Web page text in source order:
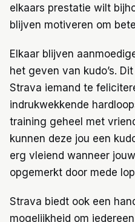
elkaars prestatie wilt
blijven motiveren om
Elkaar blijven
het geven van kudo’s.
Strava iemand te
indrukwekkende
training geheel met
kunnen deze jou een
erg vleiend wanneer
opgemerkt door mede
Strava biedt ook een
mogelijkheid om